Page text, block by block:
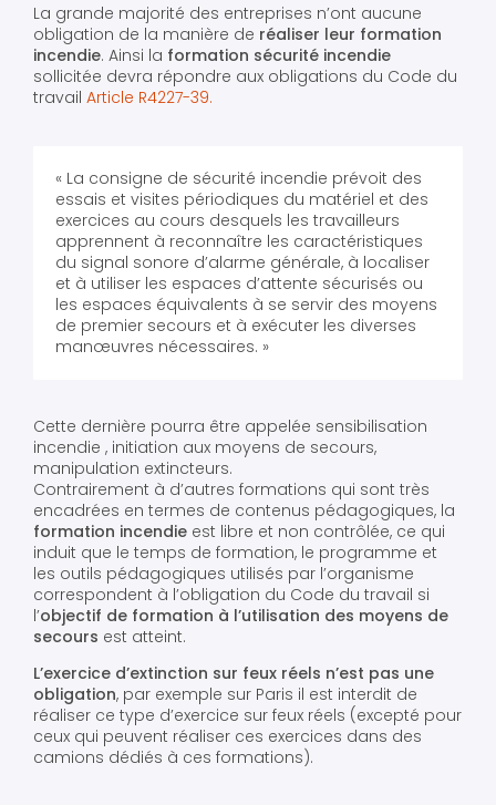
La grande majorité des entreprises n’ont aucune
obligation de la manière de réaliser leur formation
incendie. Ainsi la formation sécurité incendie
sollicitée devra répondre aux obligations du Code du
travail Article R4227-39.
« La consigne de sécurité incendie prévoit des
essais et visites périodiques du matériel et des
exercices au cours desquels les travailleurs
apprennent à reconnaître les caractéristiques
du signal sonore d’alarme générale, à localiser
et à utiliser les espaces d’attente sécurisés ou
les espaces équivalents à se servir des moyens
de premier secours et à exécuter les diverses
manœuvres nécessaires. »
Cette dernière pourra être appelée sensibilisation
incendie , initiation aux moyens de secours,
manipulation extincteurs.
Contrairement à d’autres formations qui sont très
encadrées en termes de contenus pédagogiques, la
formation incendie est libre et non contrôlée, ce qui
induit que le temps de formation, le programme et
les outils pédagogiques utilisés par l’organisme
correspondent à l’obligation du Code du travail si
l’objectif de formation à l’utilisation des moyens de
secours est atteint.
L’exercice d’extinction sur feux réels n’est pas une
obligation, par exemple sur Paris il est interdit de
réaliser ce type d’exercice sur feux réels (excepté pour
ceux qui peuvent réaliser ces exercices dans des
camions dédiés à ces formations).